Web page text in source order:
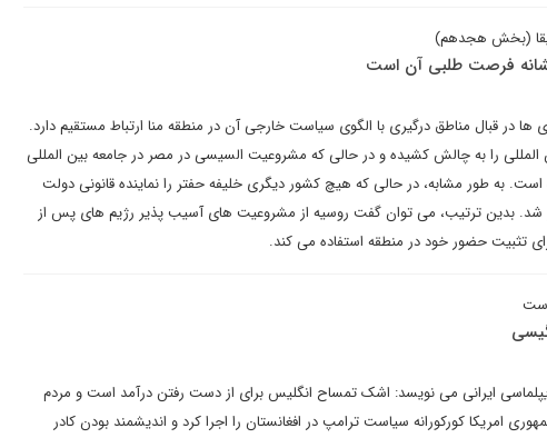
(بخش هجدهم)
فرصت طلبی آن است
در قبال مناطق درگیری با الگوی سیاست خارجی آن در منطقه منا ارتباط مستقیم دارد.
المللی را به چالش کشیده و در حالی که مشروعیت السیسی در مصر در جامعه بین المللی
است. به طور مشابه، در حالی که هیچ کشور دیگری خلیفه حفتر را نماینده قانونی دولت
او شد. بدین ترتیب، می توان گفت روسیه از مشروعیت های آسیب پذیر رژیم های پس از
حضور خود در منطقه استفاده می کند.
ایرانی می نویسد: اشک تمساح انگلیس برای از دست رفتن درآمد است و مردم
امریکا کورکورانه سیاست ترامپ در افغانستان را اجرا کرد و اندیشمند بودن کادر